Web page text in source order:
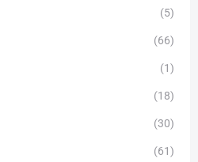
(5)
(66)
(1)
(18)
(30)
(61)